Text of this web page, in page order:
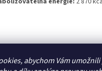
abychom Vám